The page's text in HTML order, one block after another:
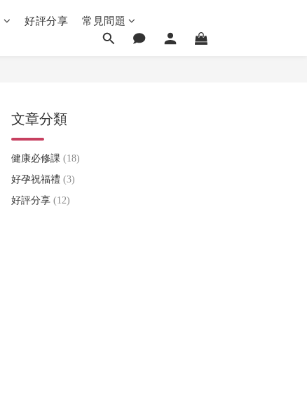
好評分享 常見問題
文章分類
健康必修課 (18)
好孕祝福禮 (3)
好評分享 (12)